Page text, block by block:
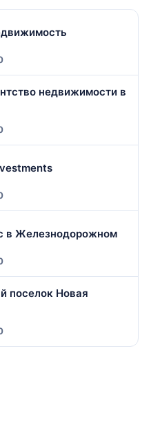
недвижимости в
в Железнодорожном
поселок Новая